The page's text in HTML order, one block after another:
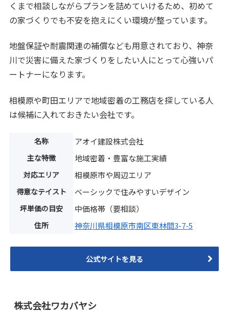
くまで相談しながらプランを詰めていけるため、初めて
の家づくりでも不安を抱えにくい環境が整っています。
地盤保証や耐震関連の補償なども用意されており、神奈
川で災害に備えた家づくりをしたい人にとって心強いパ
ートナーになります。
相模原や町田エリアで地域密着の工務店を探している人
は候補に入れておきたい会社です。
名称 アオイ建設株式会社
主な特徴 地域密着・豊富な施工実績
対応エリア 相模原市や周辺エリア
得意なテイスト ベーシックで住みやすいデザイン
坪単価の目安 中価格帯（要相談）
住所 神奈川県相模原市南区東林間3-7-5
公式サイトを見る
株式会社ワカバヤシ